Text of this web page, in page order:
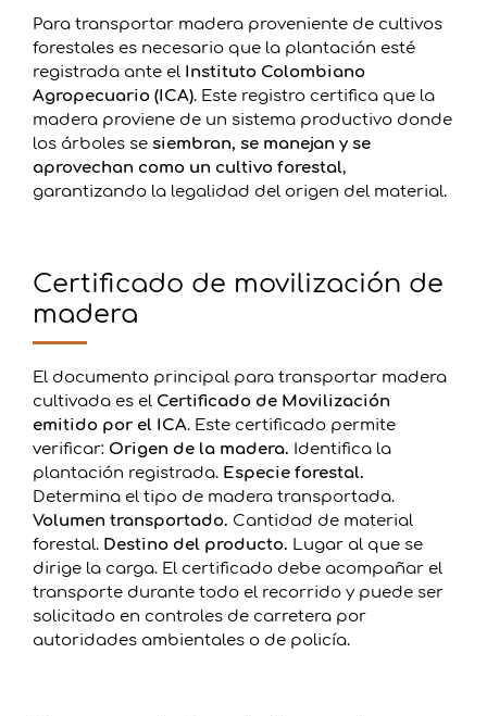
Para transportar madera proveniente de cultivos
forestales es necesario que la plantación esté
registrada ante el Instituto Colombiano
Agropecuario (ICA). Este registro certifica que la
madera proviene de un sistema productivo donde
los árboles se siembran, se manejan y se
aprovechan como un cultivo forestal,
garantizando la legalidad del origen del material.
Certificado de movilización de
madera
El documento principal para transportar madera
cultivada es el Certificado de Movilización
emitido por el ICA. Este certificado permite
verificar: Origen de la madera. Identifica la
plantación registrada. Especie forestal.
Determina el tipo de madera transportada.
Volumen transportado. Cantidad de material
forestal. Destino del producto. Lugar al que se
dirige la carga. El certificado debe acompañar el
transporte durante todo el recorrido y puede ser
solicitado en controles de carretera por
autoridades ambientales o de policía.